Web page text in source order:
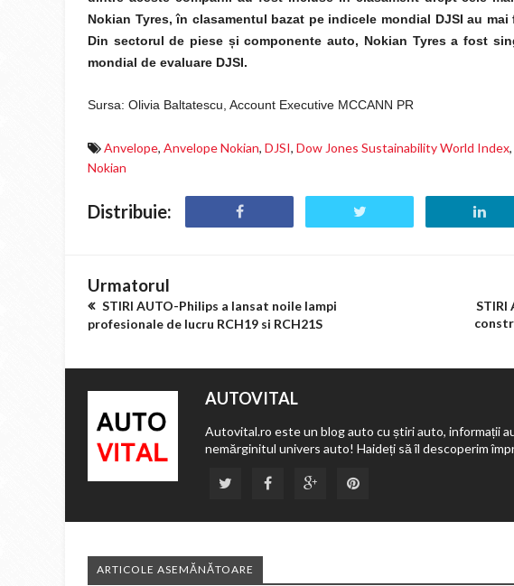
Nokian Tyres, în clasamentul bazat pe indicele mondial DJSI au
Din sectorul de piese și componente auto, Nokian Tyres a fost
mondial de evaluare DJSI.
Sursa: Olivia Baltatescu, Account Executive MCCANN PR
Anvelope, Anvelope Nokian, DJSI, Dow Jones Sustainability World Index,
Nokian
Distribuie:
Urmatorul
STIRI AUTO-Philips a lansat noile lampi
profesionale de lucru RCH19 si RCH21S
STIRI
AUTOVITAL
Autovital.ro este un blog auto cu știri auto, informații
nemărginitul univers auto! Haideți să îl descoperim
ARTICOLE ASEMĂNĂTOARE